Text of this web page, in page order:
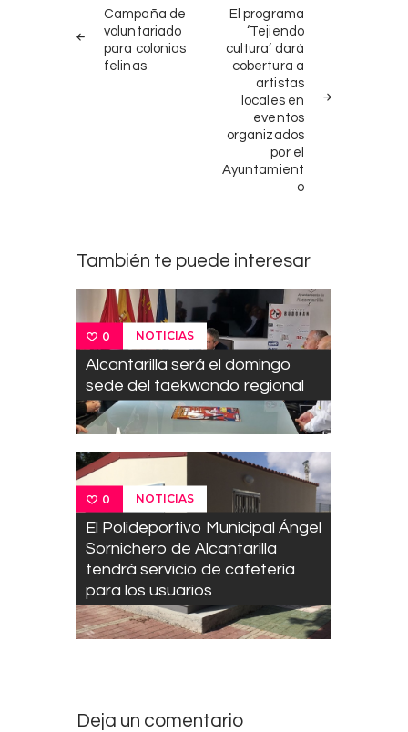
Navegación
de
entradas
NOTICIAS
ANTERIORES
Campaña de
voluntariado
para colonias
felinas
El programa
‘Tejiendo
cultura’ dará
cobertura a
artistas
locales en
eventos
organizados
por el
Ayuntamient
o
También te puede interesar
0 NOTICIAS
Alcantarilla será el domingo
sede del taekwondo regional
0 NOTICIAS
El Polideportivo Municipal Ángel
Sornichero de Alcantarilla
tendrá servicio de cafetería
para los usuarios
Deja un comentario